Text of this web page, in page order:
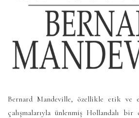
Bernard Mandeville, özellikle etik ve
çalışmalarıyla ünlenmiş Hollandalı bir